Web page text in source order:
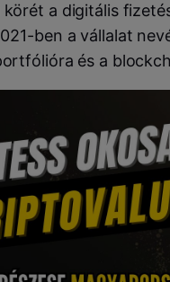
körét a digitális
ben a vállalat
és a